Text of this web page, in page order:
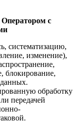
Оператором с
систематизацию,
изменение),
блокирование,
обработку
передачей